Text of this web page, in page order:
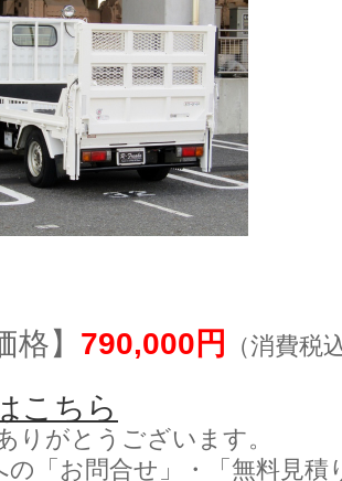
格】 790,000円 （消費税
こちら
りがとうございます。
の「お問合せ」・「無料見積